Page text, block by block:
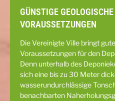
GÜNSTIGE GEOLOGISCHE
VORAUSSETZUNGEN
Die Vereinigte Ville bringt
Voraussetzungen für den
Denn unterhalb des
sich eine bis zu 30 Meter
wasserundurchlässige
benachbarten